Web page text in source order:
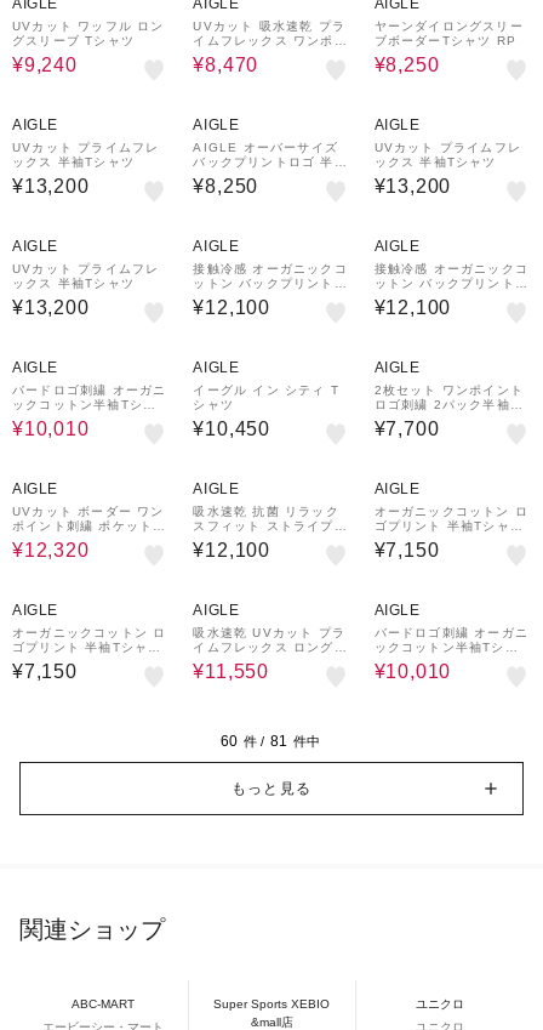
AIGLE
UVカット ワッフル ロン
グスリーブ Tシャツ
¥9,240
AIGLE
UVカット 吸水速乾 プラ
イムフレックス ワンポイ
ントロゴ 半袖Tシャツ
¥8,470
AIGLE
ヤーンダイロングスリー
ブボーダーTシャツ RP
¥8,250
AIGLE
UVカット プライムフレ
ックス 半袖Tシャツ
¥13,200
AIGLE
AIGLE オーバーサイズ
バックプリントロゴ 半袖
Tシャツ
¥8,250
AIGLE
UVカット プライムフレ
ックス 半袖Tシャツ
¥13,200
AIGLE
UVカット プライムフレ
ックス 半袖Tシャツ
¥13,200
AIGLE
接触冷感 オーガニックコ
ットン バックプリント半
袖Tシャツ
¥12,100
AIGLE
接触冷感 オーガニックコ
ットン バックプリント半
袖Tシャツ
¥12,100
AIGLE
バードロゴ刺繍 オーガニ
ックコットン半袖Tシャ
ツ
¥10,010
AIGLE
イーグル イン シティ T
シャツ
¥10,450
AIGLE
2枚セット ワンポイント
ロゴ刺繍 2パック半袖T
シャツ
¥7,700
AIGLE
UVカット ボーダー ワン
ポイント刺繍 ポケット付
き 鹿の子半袖Tシャツ
¥12,320
AIGLE
吸水速乾 抗菌 リラック
スフィット ストライプ半
袖Tシャツ
¥12,100
AIGLE
オーガニックコットン ロ
ゴプリント 半袖Tシャツ
/ ユニセックス
¥7,150
AIGLE
オーガニックコットン ロ
ゴプリント 半袖Tシャツ
/ ユニセックス
¥7,150
AIGLE
吸水速乾 UVカット プラ
イムフレックス ロングス
リーブTシャツ
¥11,550
AIGLE
バードロゴ刺繍 オーガニ
ックコットン半袖Tシャ
ツ
¥10,010
60 件 / 81 件中
もっと見る
関連ショップ
ABC-MART
エービーシー・マート
Super Sports XEBIO
&mall店
ユニクロ
ユニクロ